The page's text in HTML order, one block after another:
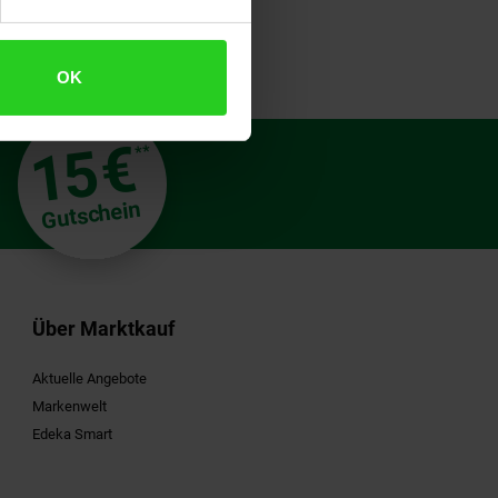
OK
15€**
Gutschein
Über Marktkauf
Aktuelle Angebote
Markenwelt
Edeka Smart